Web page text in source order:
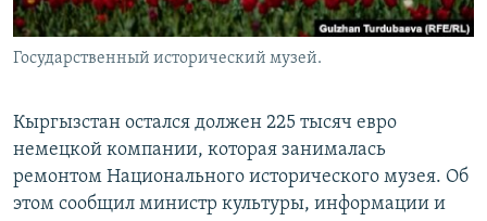
Государственный исторический музей.
Кыргызстан остался должен 225 тысяч евро
немецкой компании, которая занималась
ремонтом Национального исторического музея. Об
этом сообщил министр культуры, информации и